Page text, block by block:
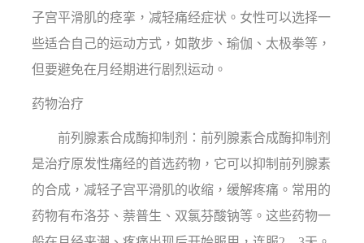
子宫平滑肌的痉挛，减轻痛经症状。女性可以选择一
些适合自己的运动方式，如散步、瑜伽、太极拳等，
但要避免在月经期进行剧烈运动。
药物治疗
前列腺素合成酶抑制剂：前列腺素合成酶抑制剂
是治疗原发性痛经的首选药物，它可以抑制前列腺素
的合成，减轻子宫平滑肌的收缩，缓解疼痛。常用的
药物有布洛芬、萘普生、双氯芬酸钠等。这些药物一